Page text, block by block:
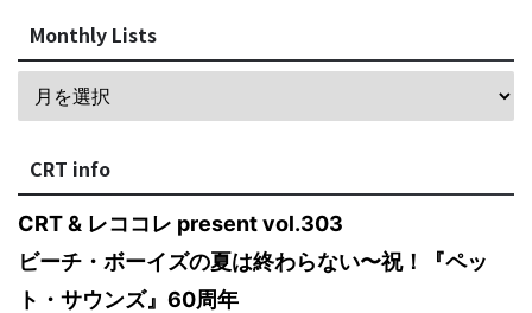
Monthly Lists
CRT info
CRT & レココレ present vol.303
ビーチ・ボーイズの夏は終わらない〜祝！『ペッ
ト・サウンズ』60周年